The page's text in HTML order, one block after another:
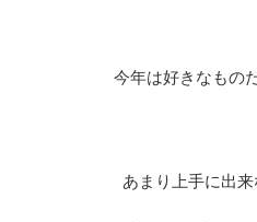
今年は好きなもの
あまり上手に出